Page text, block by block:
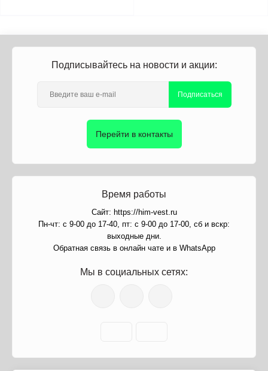
Подписывайтесь на новости и акции:
Подписаться
Перейти в контакты
Время работы
Сайт: https://him-vest.ru
Пн-чт: с 9-00 до 17-40, пт: с 9-00 до 17-00, сб и вскр:
выходные дни.
Обратная связь в онлайн чате и в WhatsApp
Мы в социальных сетях: